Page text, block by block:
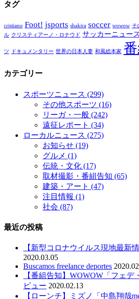
タグ
cristiano Foot! jsports shakira soccer wowow そ
ル クリスティアーノ・ロナウド サッカーニュース
ツ ドキュメンタリー 世界の日本人妻 和風総本家
カテゴリー
スポーツニュース (299)
その他スポーツ (16)
リーガ・一般 (242)
遠征レポート (34)
ローカルニュース (275)
お知らせ (19)
グルメ (1)
伝統・文化 (17)
取材撮影・番組告知 (65)
建築・アート (47)
注目情報 (1)
社会 (87)
最近の投稿
【新型コロナウイルス現地最新
2020.03.05
Buscamos freelance deportes
【番組告知】WOWOW「フェデ
ビュー 2020.02.13
【ローンチ】ミズノ「中島翔哉